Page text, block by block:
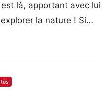
est là, apportant avec
la nature ! Si…